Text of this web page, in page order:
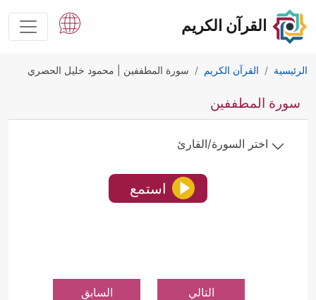
القرآن الكريم
الرئيسية القرآن الكريم سورة المطففين | محمود خليل الحصري
سورة المطففين
اختر السورة/القارئ
استمع
التالي السابق